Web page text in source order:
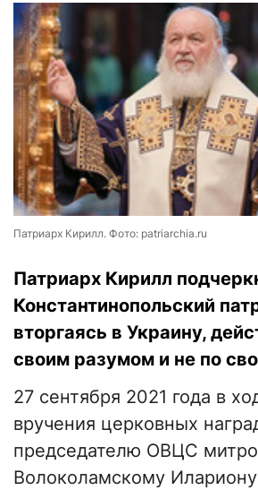
Патриарх Кирилл. Фото: patriarchia.ru
Патриарх Кирилл
Константинопольский
вторгаясь в Украину,
своим разумом и не по
27 сентября 2021 года в
вручения церковных
председателю ОВЦС
Волоколамскому Илариону